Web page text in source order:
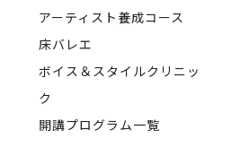
アーティスト養成コース
床バレエ
ボイス＆スタイルクリニッ
ク
開講プログラム一覧